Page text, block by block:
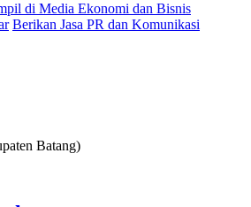
di Media Ekonomi dan Bisnis
Berikan Jasa PR dan Komunikasi